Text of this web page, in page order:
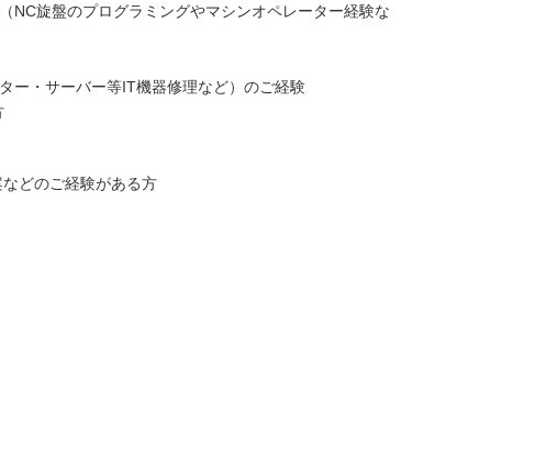
NC旋盤のプログラミングやマシンオペレーター経験な
ー・サーバー等IT機器修理など）のご経験
どのご経験がある方